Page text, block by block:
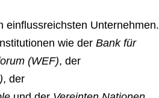
einflussreichsten Unternehmen.
wie der Bank für
(WEF), der
, der